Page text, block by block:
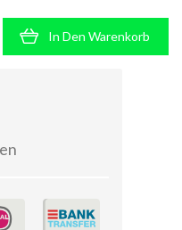
In Den Warenkorb